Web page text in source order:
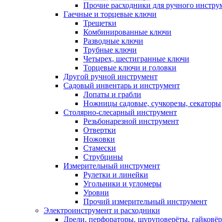
Прочие расходники для ручного
Гаечные и торцевые ключи
Трещетки
Комбинированные ключи
Разводные ключи
Трубные ключи
Четырех, шестигранные ключи
Торцевые ключи и головки
Другой ручной инструмент
Садовый инвентарь и инструмент
Лопаты и грабли
Ножницы садовые, сучкорезы, секаторы
Столярно-слесарный инструмент
Резьбонарезной инструмент
Отвертки
Ножовки
Стамески
Струбцины
Измерительный инструмент
Рулетки и линейки
Угольники и угломеры
Уровни
Прочий измерительный инструмент
Электроинструмент и расходники
Дрели, перфораторы, шуруповерёты,